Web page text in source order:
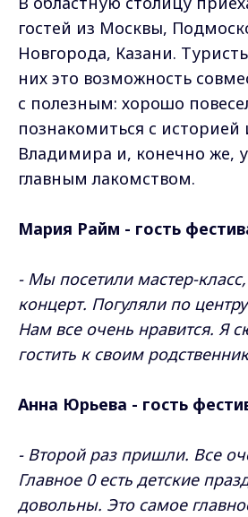
гостей из Москвы,
Новгорода, Казани.
них это возможность
с полезным: хорошо
познакомиться с историей
Владимира и, конечно же,
главным лакомством.
Мария Райм - гость
- Мы посетили мастер-
концерт. Погуляли по
Нам все очень нравится. Я
гостить к своим
Анна Юрьева - гость
- Второй раз пришли. Все
Главное 0 есть детские
довольны. Это самое